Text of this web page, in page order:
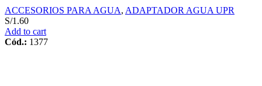
ACCESORIOS PARA AGUA, ADAPTADOR AGUA UPR
S/1.60
Add to cart
Cód.: 1377